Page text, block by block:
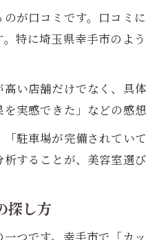
が口コミです。口コミ
特に埼玉県幸手市のよ
い店舗だけでなく、具
実感できた」などの感
駐車場が完備されてい
することが、美容室選
探し方
つです。幸手市で「カ